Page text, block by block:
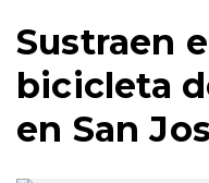
Sustraen
bicicleta
en San